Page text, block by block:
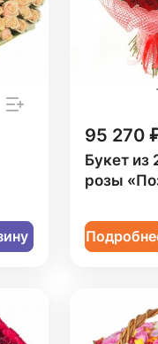
95 270
Букет из
розы